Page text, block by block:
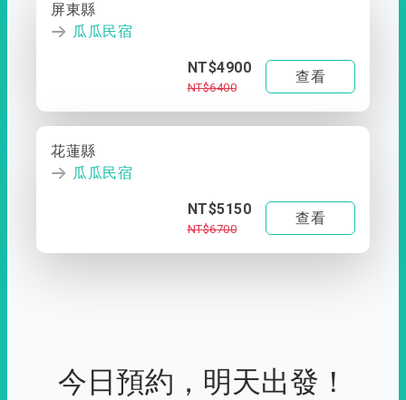
屏東縣
瓜瓜民宿
NT$4900
NT$6400
查看
花蓮縣
瓜瓜民宿
NT$5150
NT$6700
查看
今日預約，明天出發！